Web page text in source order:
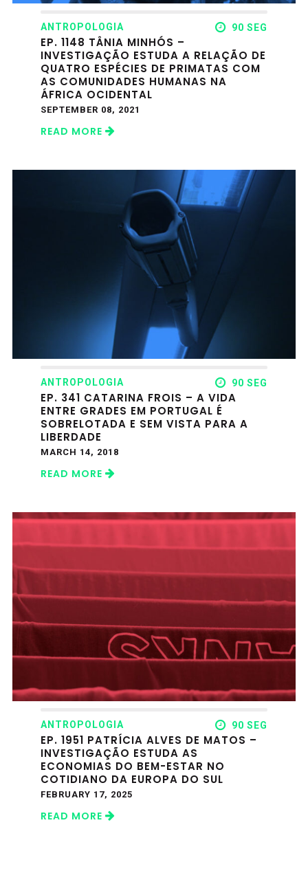
ANTROPOLOGIA 90 SEG
EP. 1148 TÂNIA MINHÓS –
INVESTIGAÇÃO ESTUDA A RELAÇÃO DE
QUATRO ESPÉCIES DE PRIMATAS COM
AS COMUNIDADES HUMANAS NA
ÁFRICA OCIDENTAL
SEPTEMBER 08, 2021
READ MORE
ANTROPOLOGIA 90 SEG
EP. 341 CATARINA FROIS – A VIDA
ENTRE GRADES EM PORTUGAL É
SOBRELOTADA E SEM VISTA PARA A
LIBERDADE
MARCH 14, 2018
READ MORE
ANTROPOLOGIA 90 SEG
EP. 1951 PATRÍCIA ALVES DE MATOS –
INVESTIGAÇÃO ESTUDA AS
ECONOMIAS DO BEM-ESTAR NO
COTIDIANO DA EUROPA DO SUL
FEBRUARY 17, 2025
READ MORE